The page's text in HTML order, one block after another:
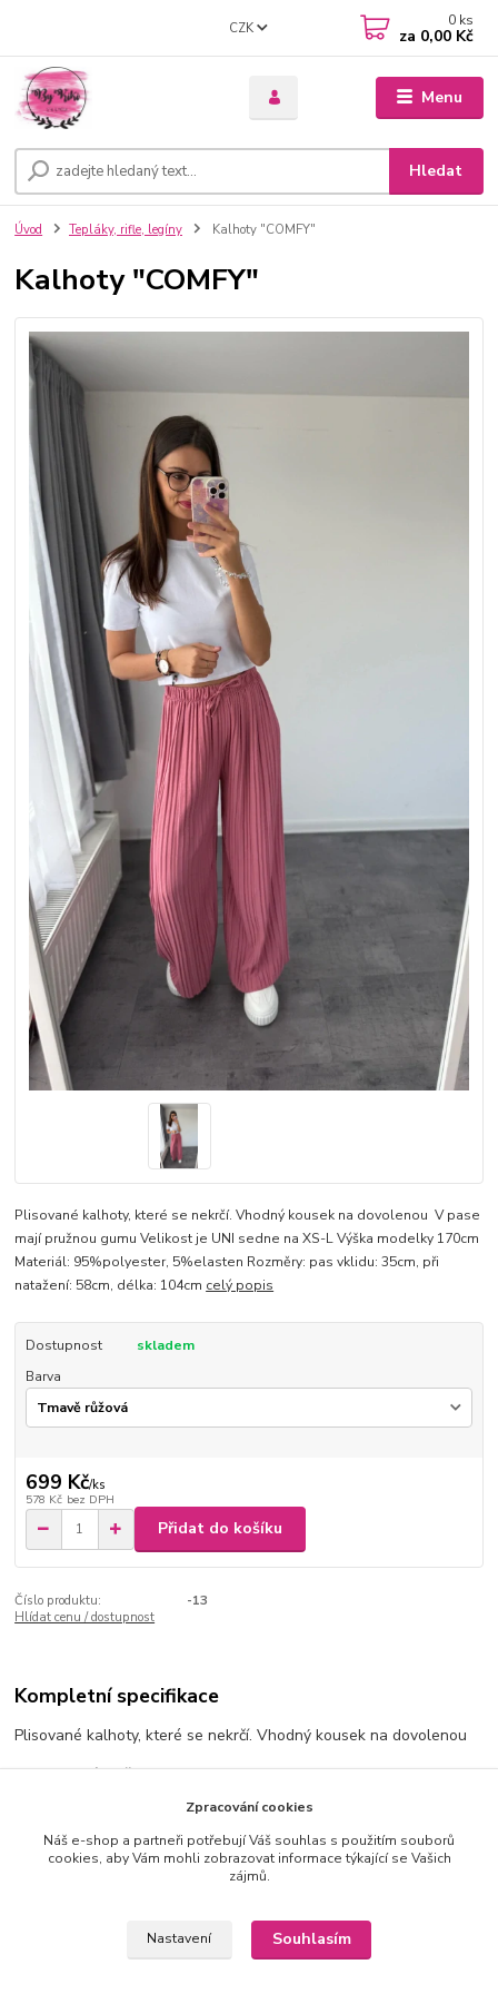
Menu
CZK
Hledat
0 ks
za 0,00 Kč
Úvod Tepláky, rifle, legíny Kalhoty "COMFY"
Kalhoty "COMFY"
Plisované kalhoty, které se nekrčí. Vhodný kousek na dovolenou V pase
mají pružnou gumu Velikost je UNI sedne na XS-L Výška modelky 170cm
Materiál: 95%polyester, 5%elasten Rozměry: pas vklidu: 35cm, při
natažení: 58cm, délka: 104cm celý popis
Dostupnost
skladem
Barva
699 Kč/ks
578 Kč bez DPH
Přidat do košíku
Číslo produktu:
-13
Hlídat cenu / dostupnost
Kompletní specifikace
Plisované kalhoty, které se nekrčí. Vhodný kousek na dovolenou
V pase mají pružnou gumu
Velikost je UNI sedne na XS-L
Výška modelky 170cm
95%polyester, 5%elasten
Zpracování cookies
Náš e-shop a partneři potřebují Váš souhlas s použitím souborů
cookies, aby Vám mohli zobrazovat informace týkající se Vašich
zájmů.
Nastavení Souhlasím